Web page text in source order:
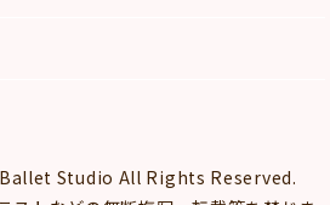
Studio All Rights Reserved.